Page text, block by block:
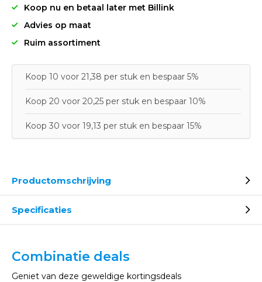
Koop nu en betaal later met Billink
Advies op maat
Ruim assortiment
Koop 10 voor 21,38 per stuk en bespaar 5%
Koop 20 voor 20,25 per stuk en bespaar 10%
Koop 30 voor 19,13 per stuk en bespaar 15%
Productomschrijving
Specificaties
Combinatie deals
Geniet van deze geweldige kortingsdeals